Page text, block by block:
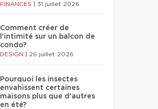
FINANCES 31 juillet 2026
Comment créer de
l'intimité sur un balcon de
condo?
DESIGN 26 juillet 2026
Pourquoi les insectes
envahissent certaines
maisons plus que d'autres
en été?